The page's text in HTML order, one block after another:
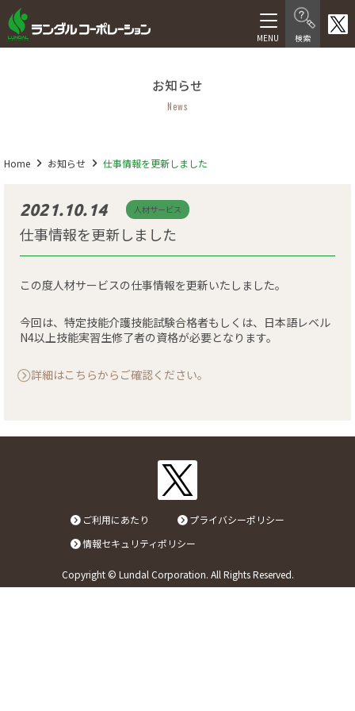
医療機器等製品
サービス
福祉用具レンタル卸事業
お問い合わせ
カタログ・取説
画像ダウンロード
お知らせ
News
Home お知らせ 仕事情報を更新しました
2021.10.14 人材サービス
仕事情報を更新しました
この度人材サービスの仕事情報を更新いたしました。
今回は、特定技能介護技能試験合格者もしくは、日本語レベル
N4以上技能実習生修了者の資格が必要となります。
詳細はこちらからご確認ください。
ご利用にあたり
プライバシーポリシー
情報セキュリティポリシー
Copyright © Lundal Corporation. All Rights Reserved.